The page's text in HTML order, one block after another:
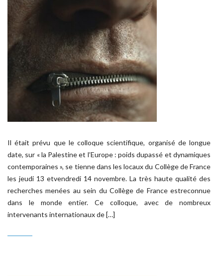
Il était prévu que le colloque scientifique, organisé de longue
date, sur « la Palestine et l’Europe : poids dupassé et dynamiques
contemporaines », se tienne dans les locaux du Collège de France
les jeudi 13 etvendredi 14 novembre. La très haute qualité des
recherches menées au sein du Collège de France estreconnue
dans le monde entier. Ce colloque, avec de nombreux
intervenants internationaux de […]